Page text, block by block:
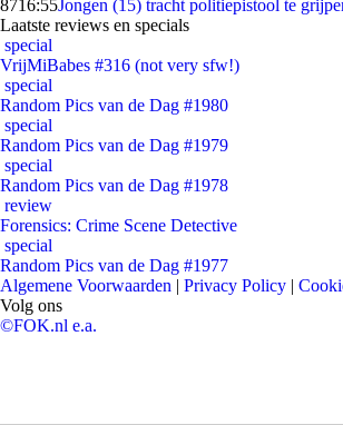
8716:55Jongen (15) tracht politiepistool te
Laatste reviews en specials
special
VrijMiBabes #316 (not very sfw!)
special
Random Pics van de Dag #1980
special
Random Pics van de Dag #1979
special
Random Pics van de Dag #1978
review
Forensics: Crime Scene Detective
special
Random Pics van de Dag #1977
Algemene Voorwaarden | Privacy Policy |
Volg ons
©FOK.nl e.a.